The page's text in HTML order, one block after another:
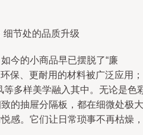
节处的品质升级
今的小商品早已摆脱了“廉
保、更耐用的材料被广泛应用；
多样美学融入其中。无论是色
的抽屉分隔板，都在细微处极大
感。它们让日常琐事不再枯燥，